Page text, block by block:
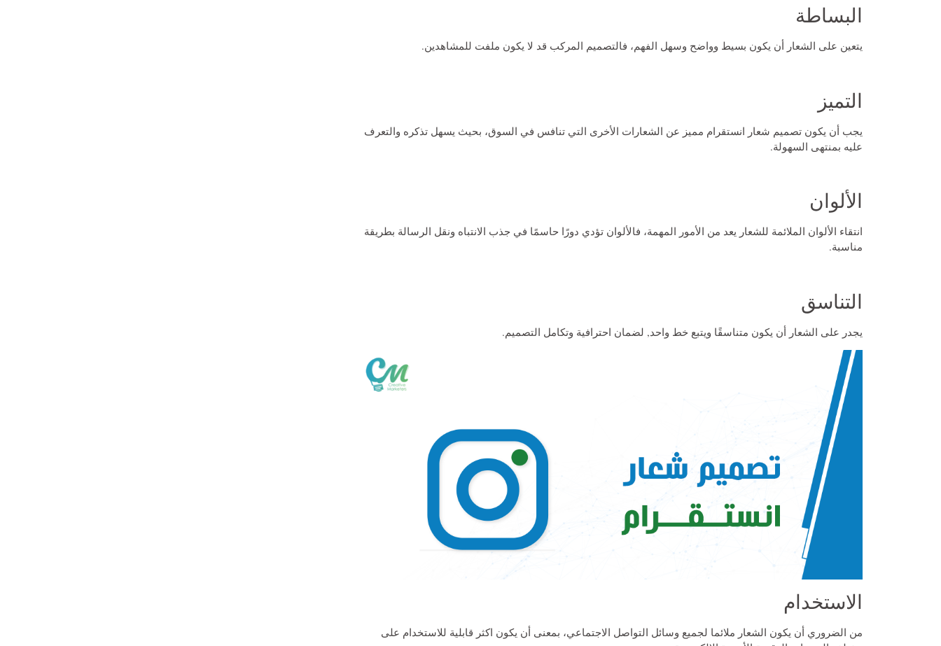
البساطة
يتعين على الشعار أن يكون بسيط وواضح وسهل الفهم، فالتصميم المركب قد لا يكون ملفت للمشاهدين.
التميز
يجب أن يكون تصميم شعار انستقرام مميز عن الشعارات الأخرى التي تنافس في السوق، بحيث يسهل تذكره والتعرف
عليه بمنتهى السهولة.
الألوان
انتقاء الألوان الملائمة للشعار يعد من الأمور المهمة، فالألوان تؤدي دورًا حاسمًا في جذب الانتباه ونقل الرسالة بطريقة
مناسبة.
التناسق
يجدر على الشعار أن يكون متناسقًا ويتبع خط واحد, لضمان احترافية وتكامل التصميم.
الاستخدام
من الضروري أن يكون الشعار ملائما لجميع وسائل التواصل الاجتماعي، بمعنى أن يكون اكثر قابلية للاستخدام على